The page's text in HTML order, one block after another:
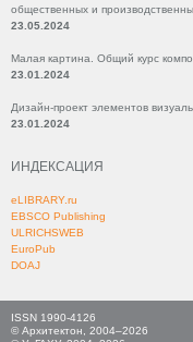
общественных и
23.05.2024
Малая картина. Общий курс
23.01.2024
Дизайн-проект элементов
23.01.2024
ИНДЕКСАЦИЯ
eLIBRARY.ru
EBSCO Publishing
ULRICHSWEB
EuroPub
DOAJ
ISSN 1990-4126
© Архитектон, 2004–2026